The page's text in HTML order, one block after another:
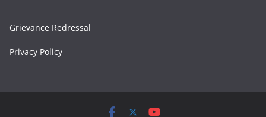
Grievance Redressal
Privacy Policy